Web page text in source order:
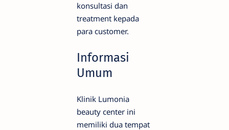
konsultasi dan
treatment kepada
para customer.
Informasi
Umum
Klinik Lumonia
beauty center ini
memiliki dua tempat